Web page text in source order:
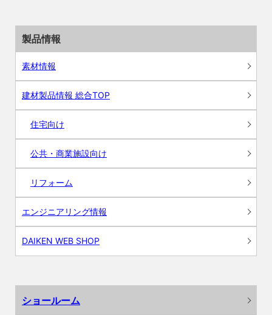
製品情報
素材情報
建材製品情報 総合TOP
住宅向け
公共・商業施設向け
リフォーム
エンジニアリング情報
DAIKEN WEB SHOP
ショールーム